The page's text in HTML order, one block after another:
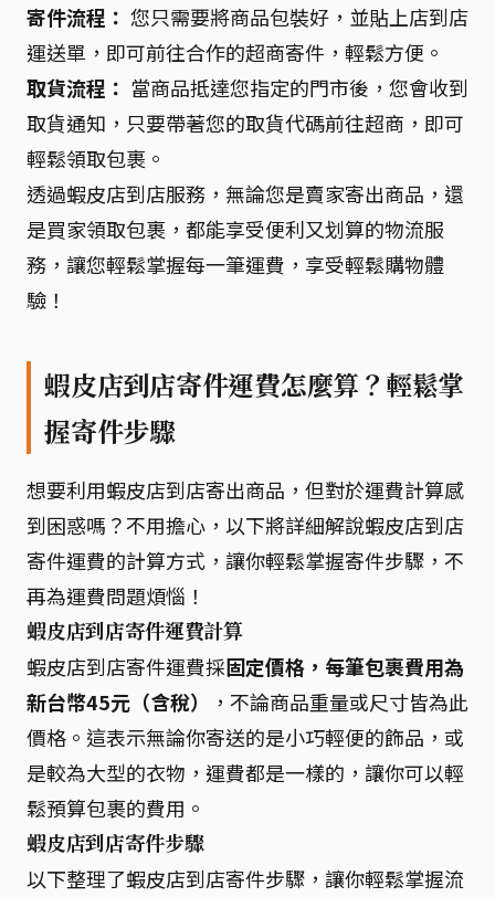
寄件流程： 您只需要將商品包裝好，並貼上店到店
運送單，即可前往合作的超商寄件，輕鬆方便。
取貨流程： 當商品抵達您指定的門市後，您會收到
取貨通知，只要帶著您的取貨代碼前往超商，即可
輕鬆領取包裹。
透過蝦皮店到店服務，無論您是賣家寄出商品，還
是買家領取包裹，都能享受便利又划算的物流服
務，讓您輕鬆掌握每一筆運費，享受輕鬆購物體
驗！
蝦皮店到店寄件運費怎麼算？輕鬆掌
握寄件步驟
想要利用蝦皮店到店寄出商品，但對於運費計算感
到困惑嗎？不用擔心，以下將詳細解說蝦皮店到店
寄件運費的計算方式，讓你輕鬆掌握寄件步驟，不
再為運費問題煩惱！
蝦皮店到店寄件運費計算
蝦皮店到店寄件運費採固定價格，每筆包裹費用為
新台幣45元（含稅）
，不論商品重量或尺寸皆為此
價格。這表示無論你寄送的是小巧輕便的飾品，或
是較為大型的衣物，運費都是一樣的，讓你可以輕
鬆預算包裹的費用。
蝦皮店到店寄件步驟
以下整理了蝦皮店到店寄件步驟，讓你輕鬆掌握流